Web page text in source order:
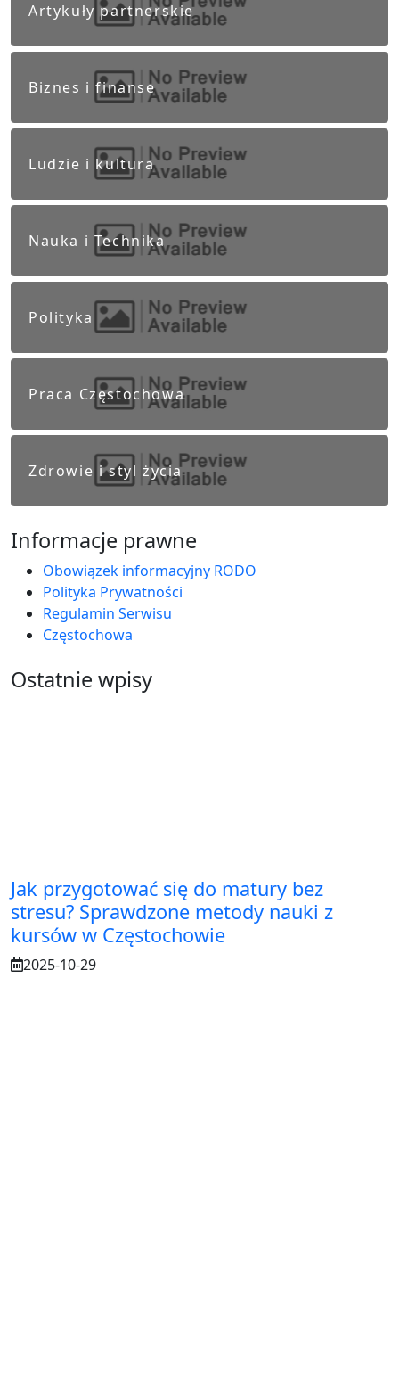
Artykuły partnerskie
Biznes i finanse
Ludzie i kultura
Nauka i Technika
Polityka
Praca Częstochowa
Zdrowie i styl życia
Informacje prawne
Obowiązek informacyjny RODO
Polityka Prywatności
Regulamin Serwisu
Częstochowa
Ostatnie wpisy
Jak przygotować się do matury bez
stresu? Sprawdzone metody nauki z
kursów w Częstochowie
2025-10-29